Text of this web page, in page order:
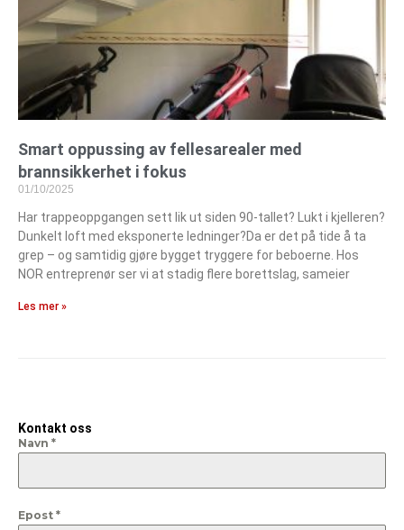
Smart oppussing av fellesarealer med
brannsikkerhet i fokus
01/10/2025
Har trappeoppgangen sett lik ut siden 90-tallet? Lukt i kjelleren?
Dunkelt loft med eksponerte ledninger?Da er det på tide å ta
grep – og samtidig gjøre bygget tryggere for beboerne. Hos
NOR entreprenør ser vi at stadig flere borettslag, sameier
Les mer »
Kontakt oss
Navn *
Epost *